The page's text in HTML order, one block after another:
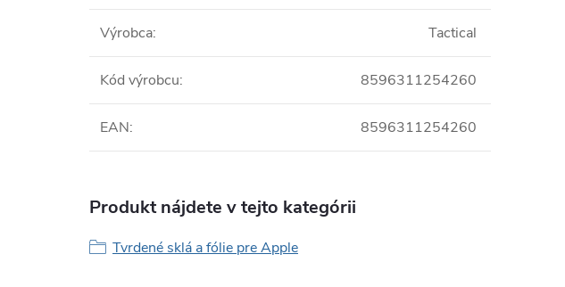
Výrobca: Tactical
Kód výrobcu: 8596311254260
EAN: 8596311254260
Produkt nájdete v tejto kategórii
Tvrdené sklá a fólie pre Apple